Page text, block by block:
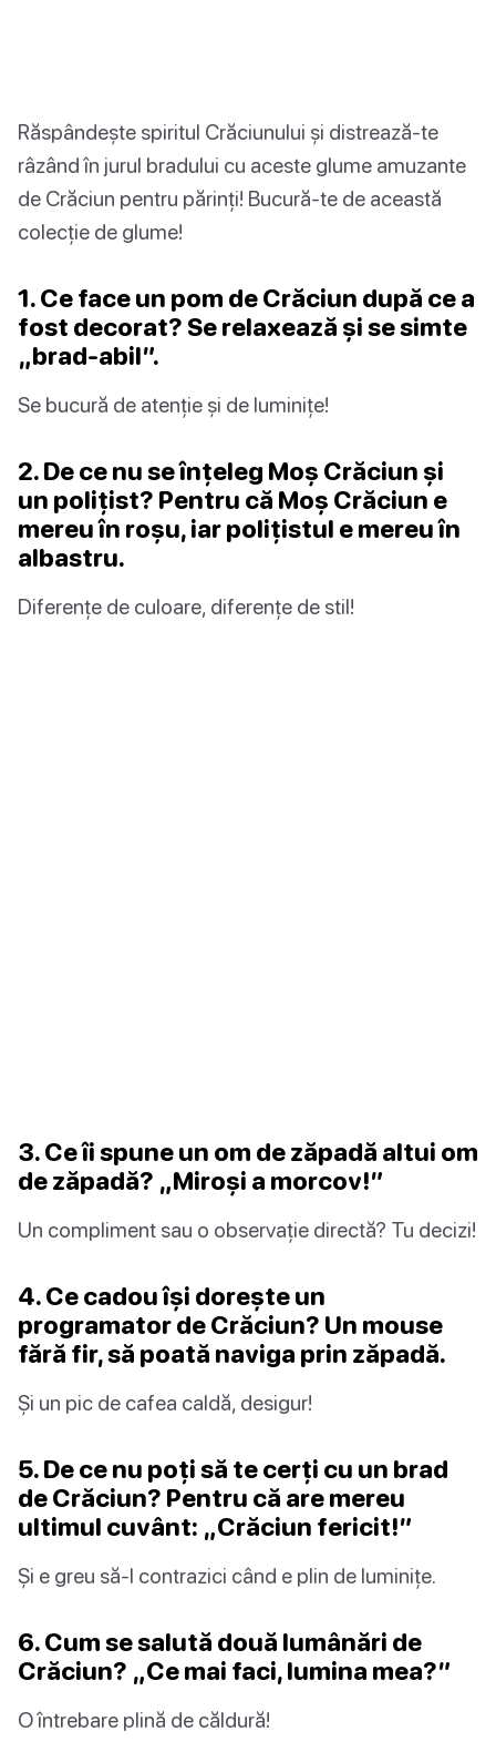
Răspândește spiritul Crăciunului și distrează-te
râzând în jurul bradului cu aceste glume amuzante
de Crăciun pentru părinți! Bucură-te de această
colecție de glume!
1. Ce face un pom de Crăciun după ce a
fost decorat? Se relaxează și se simte
„brad-abil”.
Se bucură de atenție și de luminițe!
2. De ce nu se înțeleg Moș Crăciun și
un polițist? Pentru că Moș Crăciun e
mereu în roșu, iar polițistul e mereu în
albastru.
Diferențe de culoare, diferențe de stil!
3. Ce îi spune un om de zăpadă altui om
de zăpadă? „Miroși a morcov!”
Un compliment sau o observație directă? Tu decizi!
4. Ce cadou își dorește un
programator de Crăciun? Un mouse
fără fir, să poată naviga prin zăpadă.
Și un pic de cafea caldă, desigur!
5. De ce nu poți să te cerți cu un brad
de Crăciun? Pentru că are mereu
ultimul cuvânt: „Crăciun fericit!”
Și e greu să-l contrazici când e plin de luminițe.
6. Cum se salută două lumânări de
Crăciun? „Ce mai faci, lumina mea?”
O întrebare plină de căldură!